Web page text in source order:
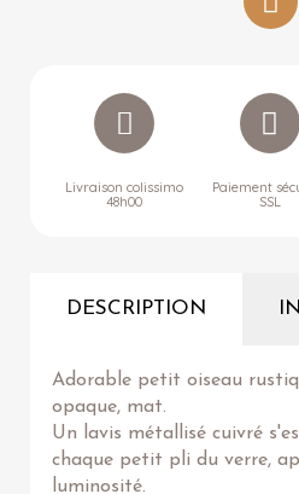
Livraison colissimo
48h00
Paiement
SSL
DESCRIPTION
Adorable petit oiseau
opaque, mat.
Un lavis métallisé cuivré
chaque petit pli du verre,
luminosité.